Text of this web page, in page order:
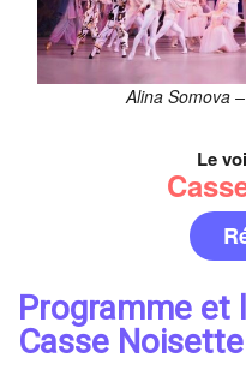
Alina Somova
Le
Programme et
Casse Noisette